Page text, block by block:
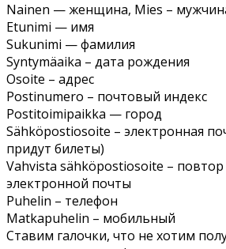
Nainen — женщина, Mies –
Etunimi — имя
Sukunimi — фамилия
Syntymäaika – дата рождения
Osoite – адрес
Postinumero – почтовый индекс
Postitoimipaikka — город
Sähköpostiosoite – электронная
придут билеты)
Vahvista sähköpostiosoite – повтор
электронной почты
Puhelin – телефон
Matkapuhelin – мобильный
Ставим галочки, что не хотим